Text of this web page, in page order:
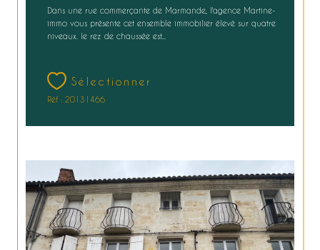
Dans une rue commerçante de Marmande, l'agence Martine-
immo vous présente cet ensemble immobilier élevé sur quatre
niveaux. le rez de chaussée est...
Sélectionner
Réf : 20131466